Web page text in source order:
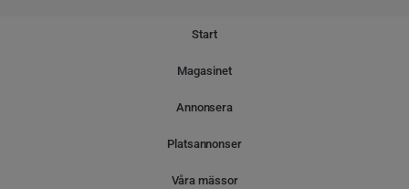
Start
Magasinet
Annonsera
Platsannonser
Våra mässor